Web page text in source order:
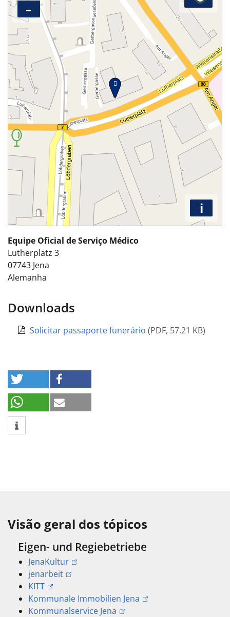
–
i
Equipe Oficial de Serviço Médico
Lutherplatz 3
07743 Jena
Alemanha
Downloads
Solicitar passaporte funerário (PDF, 57.21 KB)
Visão geral dos tópicos
Eigen- und Regiebetriebe
JenaKultur
jenarbeit
KITT
Kommunale Immobilien Jena
Kommunalservice Jena